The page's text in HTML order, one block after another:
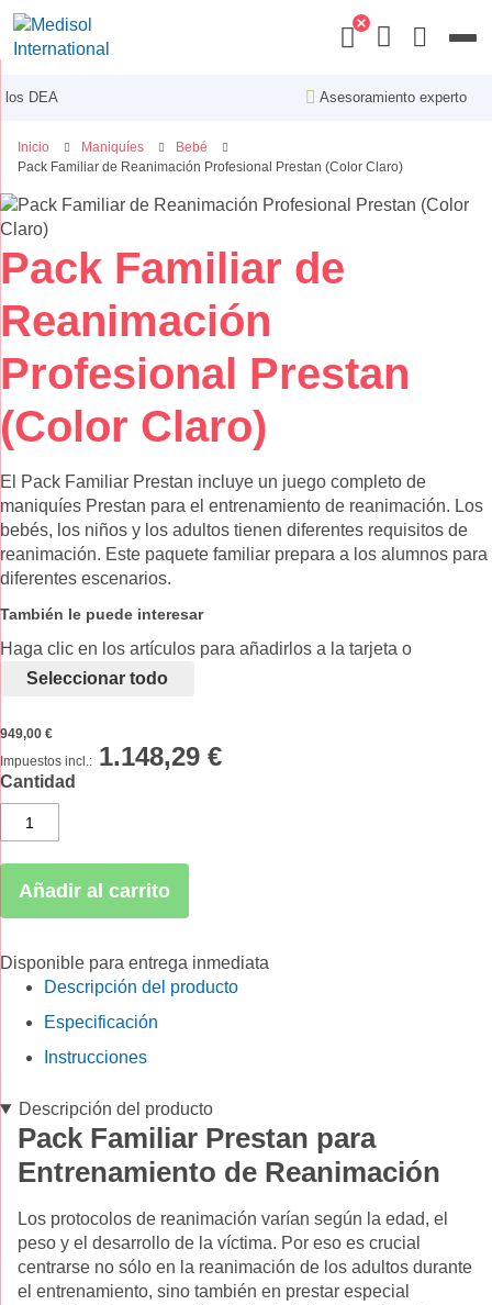
Asesoramiento experto
Inicio Maniquíes
Bebé
Pack Familiar de Reanimación Profesional Prestan (Color Claro)
Saltar
al
final
de
galería
imágenes
Saltar
al
de
galería
imágenes
Pack Familiar de
Reanimación
Profesional Prestan
(Color Claro)
El Pack Familiar Prestan incluye un juego completo de
maniquíes Prestan para el entrenamiento de reanimación. Los
bebés, los niños y los adultos tienen diferentes requisitos de
reanimación. Este paquete familiar prepara a los alumnos para
diferentes escenarios.
También le puede interesar
Haga clic en los artículos para añadirlos a la tarjeta o
seleccionar todo
949,00 €
1.148,29 €
Cantidad
Añadir al carrito
Disponible para entrega inmediata
Descripción del producto
Especificación
Instrucciones
Descripción del producto
Pack Familiar Prestan para
Entrenamiento de Reanimación
Los protocolos de reanimación varían según la edad, el
peso y el desarrollo de la víctima. Por eso es crucial
centrarse no sólo en la reanimación de los adultos durante
el entrenamiento, sino también en prestar especial